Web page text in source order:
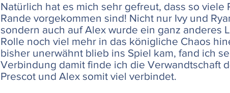
Natürlich hat es mich sehr gefreut, dass so viele
Rande vorgekommen sind! Nicht nur Ivy und
sondern auch auf Alex wurde ein ganz anderes
Rolle noch viel mehr in das königliche Chaos
bisher unerwähnt blieb ins Spiel kam, fand ich
Verbindung damit finde ich die Verwandtschaft
Prescot und Alex somit viel verbindet.